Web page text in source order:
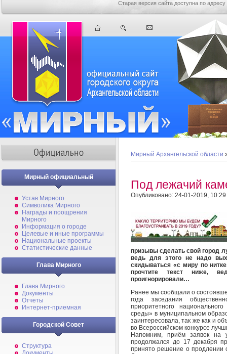
Старая версия сайта доступна по адресу
Мирный официальный
Устав Мирного
Символика Мирного
Награды и поощрения
Мирного
Информация о городе
Целевые и иные программы
Национальные проекты
Статистические данные
Глава Мирного
Глава Мирного
Документы
Отчеты
Интернет-приемная
Городской Совет
Структура
Мирный Архангельской области
Под лежачий
Опубликовано: 24-01-2019, 10:29
призывы сделать свой город
ведь для этого не надо
скидываться «с миру по
прочтите текст ниже,
проигнорировали…
Ранее мы сообщали о
года заседания
приоритетного
среды» в муниципальном
заинтересовала, так же как и
во Всероссийском конкурсе
Напомним, приём заявок на
продолжался до 17 декабря
принято решение о продлении